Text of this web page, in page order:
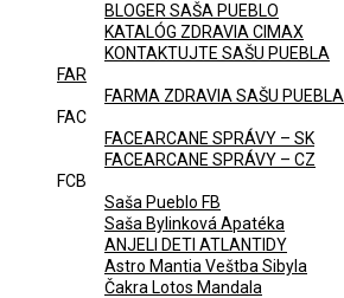
BLOGER SAŠA PUEBLO
KATALÓG ZDRAVIA CIMAX
KONTAKTUJTE SAŠU PUEBLA
FAR
FARMA ZDRAVIA SAŠU PUEBLA
FAC
FACEARCANE SPRÁVY – SK
FACEARCANE SPRÁVY – CZ
FCB
Saša Pueblo FB
Saša Bylinková Apatéka
ANJELI DETI ATLANTIDY
Astro Mantia Veštba Sibyla
Čakra Lotos Mandala